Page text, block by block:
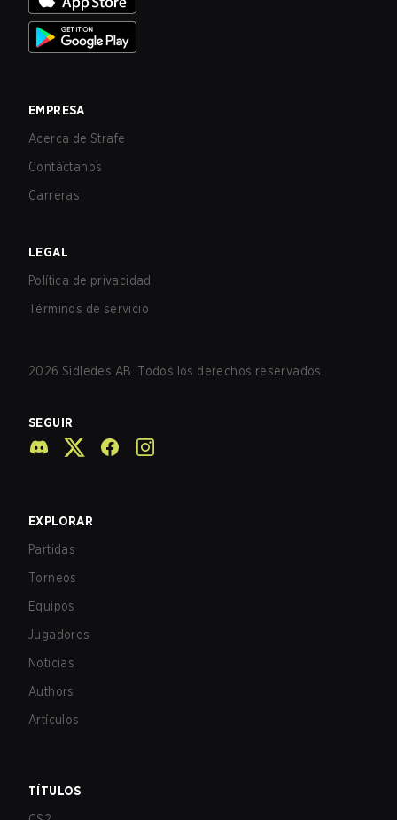
EMPRESA
Acerca de Strafe
Contáctanos
Carreras
LEGAL
Política de privacidad
Términos de servicio
2026 Sidledes AB. Todos los derechos reservados.
SEGUIR
EXPLORAR
Partidas
Torneos
Equipos
Jugadores
Noticias
Authors
Artículos
TÍTULOS